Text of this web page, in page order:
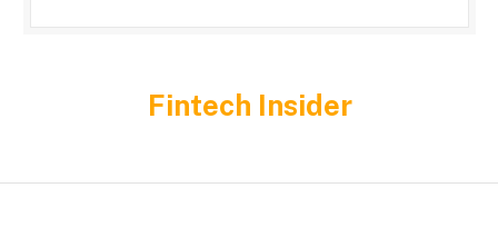
Fintech Insider